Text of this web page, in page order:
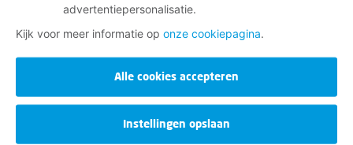
advertentiepersonalisatie.
Kijk voor meer informatie op onze cookiepagina.
Alle cookies accepteren
Instellingen opslaan